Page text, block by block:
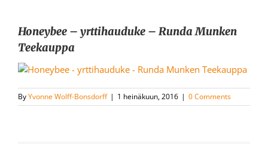
Honeybee – yrttihauduke – Runda Munken
Teekauppa
ByYvonne Wolff-Bonsdorff | 1 heinäkuun, 2016 | 0 Comments